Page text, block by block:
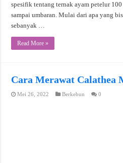
spesifik tentang ternak ayam petelur
sampai umbaran. Mulai dari apa yang
sebanyak …
Read More »
Cara Merawat Calathea
Mei 26, 2022 Berkebun 0